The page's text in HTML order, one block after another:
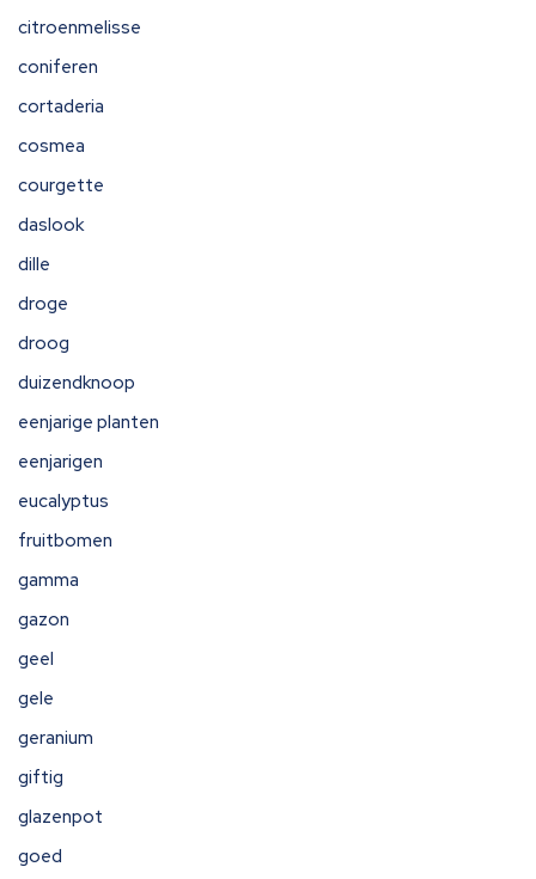
citroenmelisse
coniferen
cortaderia
cosmea
courgette
daslook
dille
droge
droog
duizendknoop
eenjarige planten
eenjarigen
eucalyptus
fruitbomen
gamma
gazon
geel
gele
geranium
giftig
glazenpot
goed